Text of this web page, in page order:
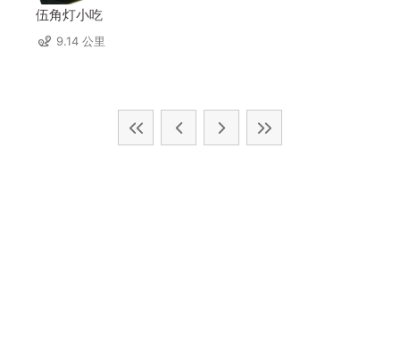
伍角灯小吃
9.14 公里